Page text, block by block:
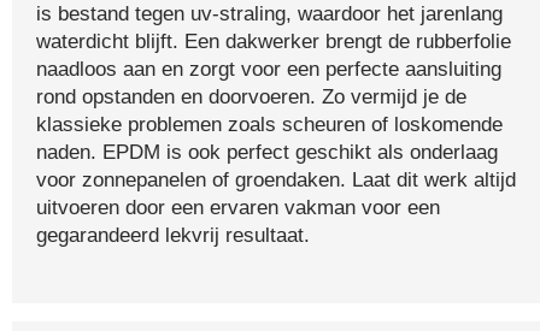
is bestand tegen uv-straling, waardoor het jarenlang
waterdicht blijft. Een dakwerker brengt de rubberfolie
naadloos aan en zorgt voor een perfecte aansluiting
rond opstanden en doorvoeren. Zo vermijd je de
klassieke problemen zoals scheuren of loskomende
naden. EPDM is ook perfect geschikt als onderlaag
voor zonnepanelen of groendaken. Laat dit werk altijd
uitvoeren door een ervaren vakman voor een
gegarandeerd lekvrij resultaat.